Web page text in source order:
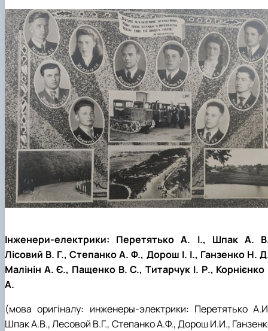
Інженери-електрики: Перетятько А. І., Шпак А.
Лісовий В. Г., Степанко А. Ф., Дорош І. І., Ганзенко Н.
Малінін А. Є., Пащенко В. С., Титарчук І. Р., Корнієнко
А.
(мова оригіналу: инженеры-электрики: Перетятько
Шпак А.В., Лесовой В.Г., Степанко А.Ф., Дорош И.И.,